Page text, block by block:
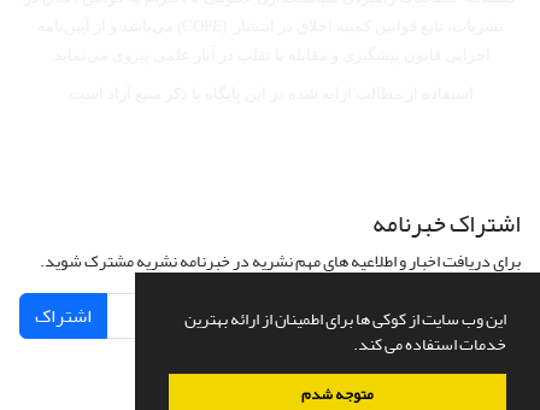
این وب سایت از کوکی ها برای اطمینان از ارائه بهترین
خدمات استفاده می کند.
متوجه شدم
اشتراک خبرنامه
برای دریافت اخبار و اطلاعیه های مهم نشریه در خبرنامه نشریه مشترک شوید.
اشتراک